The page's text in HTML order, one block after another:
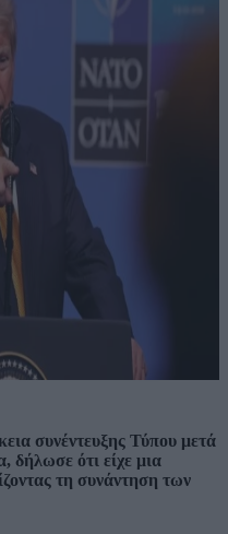
συνέντευξης Τύπου μετά
ότι είχε μια
τη συνάντηση των